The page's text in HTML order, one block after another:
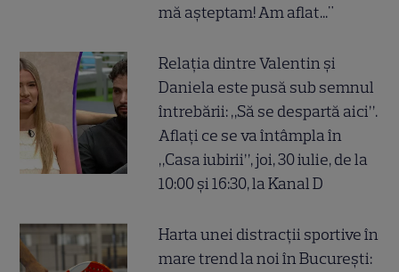
mă așteptam! Am aflat..."
Relația dintre Valentin și
Daniela este pusă sub semnul
întrebării: „Să se despartă aici”.
Aflați ce se va întâmpla în
„Casa iubirii”, joi, 30 iulie, de la
10:00 și 16:30, la Kanal D
Harta unei distracții sportive în
mare trend la noi în București: